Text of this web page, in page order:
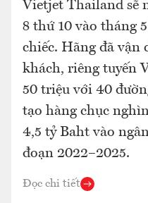
Vietjet Thailand sẽ
8 thứ 10 vào tháng
chiếc. Hãng đã vận
khách, riêng tuyến
50 triệu với 40
tạo hàng chục
4,5 tỷ Baht vào
đoạn 2022–2025.
Đọc chi tiết